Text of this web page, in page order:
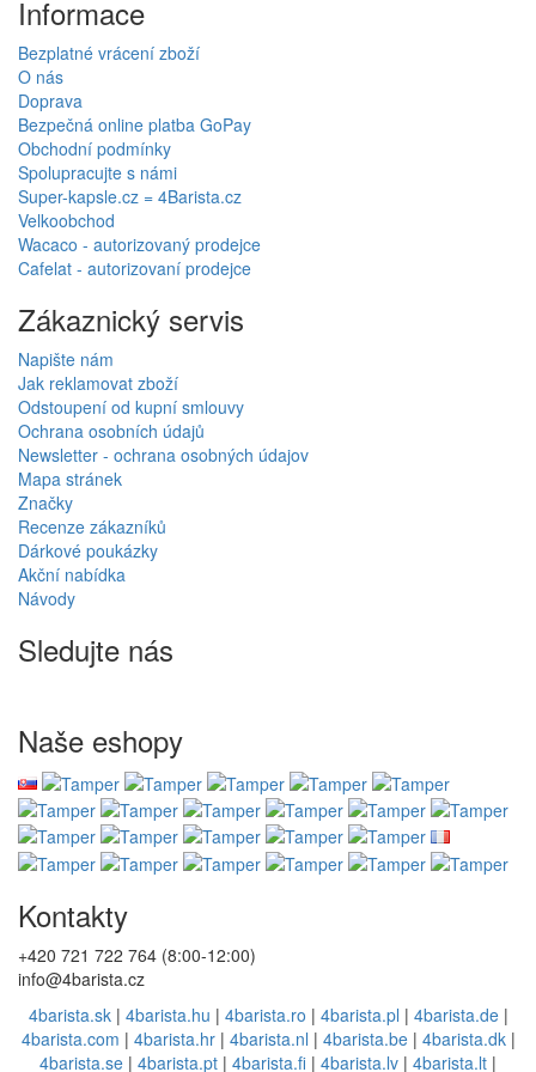
Informace
Bezplatné vrácení zboží
O nás
Doprava
Bezpečná online platba GoPay
Obchodní podmínky
Spolupracujte s námi
Super-kapsle.cz = 4Barista.cz
Velkoobchod
Wacaco - autorizovaný prodejce
Cafelat - autorizovaní prodejce
Zákaznický servis
Napište nám
Jak reklamovat zboží
Odstoupení od kupní smlouvy
Ochrana osobních údajů
Newsletter - ochrana osobných údajov
Mapa stránek
Značky
Recenze zákazníků
Dárkové poukázky
Akční nabídka
Návody
Sledujte nás
Naše eshopy
Kontakty
+420 721 722 764 (8:00-12:00)
info@4barista.cz
4barista.sk| 4barista.hu | 4barista.ro | 4barista.pl | 4barista.de|
4barista.com | 4barista.hr| 4barista.nl | 4barista.be| 4barista.dk|
4barista.se | 4barista.pt | 4barista.fi | 4barista.lv | 4barista.lt |